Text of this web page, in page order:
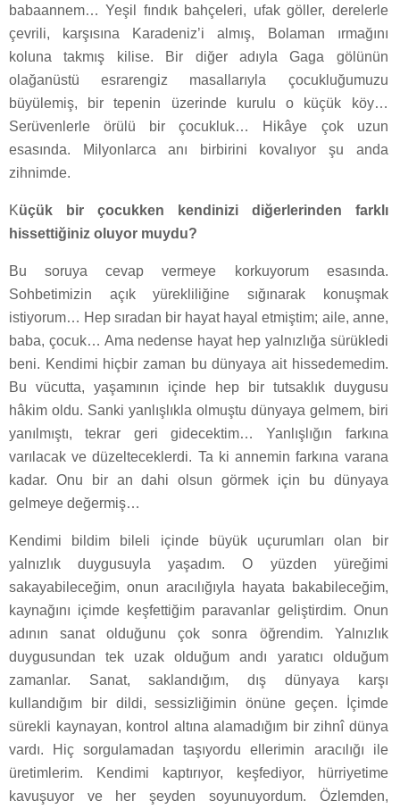
babaannem… Yeşil fındık bahçeleri, ufak göller, derelerle
çevrili, karşısına Karadeniz’i almış, Bolaman ırmağını
koluna takmış kilise. Bir diğer adıyla Gaga gölünün
olağanüstü esrarengiz masallarıyla çocukluğumuzu
büyülemiş, bir tepenin üzerinde kurulu o küçük köy…
Serüvenlerle örülü bir çocukluk… Hikâye çok uzun
esasında. Milyonlarca anı birbirini kovalıyor şu anda
zihnimde.
Küçük bir çocukken kendinizi diğerlerinden farklı
hissettiğiniz oluyor muydu?
Bu soruya cevap vermeye korkuyorum esasında.
Sohbetimizin açık yürekliliğine sığınarak konuşmak
istiyorum… Hep sıradan bir hayat hayal etmiştim; aile, anne,
baba, çocuk… Ama nedense hayat hep yalnızlığa sürükledi
beni. Kendimi hiçbir zaman bu dünyaya ait hissedemedim.
Bu vücutta, yaşamının içinde hep bir tutsaklık duygusu
hâkim oldu. Sanki yanlışlıkla olmuştu dünyaya gelmem, biri
yanılmıştı, tekrar geri gidecektim… Yanlışlığın farkına
varılacak ve düzelteceklerdi. Ta ki annemin farkına varana
kadar. Onu bir an dahi olsun görmek için bu dünyaya
gelmeye değermiş…
Kendimi bildim bileli içinde büyük uçurumları olan bir
yalnızlık duygusuyla yaşadım. O yüzden yüreğimi
sakayabileceğim, onun aracılığıyla hayata bakabileceğim,
kaynağını içimde keşfettiğim paravanlar geliştirdim. Onun
adının sanat olduğunu çok sonra öğrendim. Yalnızlık
duygusundan tek uzak olduğum andı yaratıcı olduğum
zamanlar. Sanat, saklandığım, dış dünyaya karşı
kullandığım bir dildi, sessizliğimin önüne geçen. İçimde
sürekli kaynayan, kontrol altına alamadığım bir zihnî dünya
vardı. Hiç sorgulamadan taşıyordu ellerimin aracılığı ile
üretimlerim. Kendimi kaptırıyor, keşfediyor, hürriyetime
kavuşuyor ve her şeyden soyunuyordum. Özlemden,